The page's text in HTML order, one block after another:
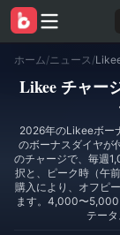
ホーム/ニュース /
Likee チャー
2026年のLikeeボー
のボーナスダイヤが
のチャージで、毎週
択と、ピーク時（午
購入により、オフピ
ます。4,000〜5,000
テー